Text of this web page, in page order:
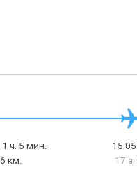
1 ч. 5 мин.
км.
15:05
17